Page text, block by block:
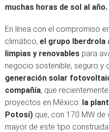
muchas horas de sol al año.
En línea con el compromiso
climático, el grupo Iberdrola
limpias y renovables para
negocio sostenible, seguro y
generación solar
compañía, que
proyectos en México: la
Potosí) que, con 170 MW
mayor de este tipo